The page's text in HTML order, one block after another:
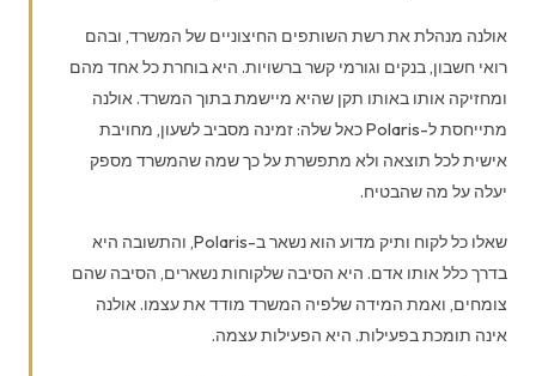
אולנה מנהלת את רשת השותפים החיצוניים של המשרד, ובהם
רואי חשבון, בנקים וגורמי קשר ברשויות. היא בוחרת כל אחד מהם
ומחזיקה אותו באותו תקן שהיא מיישמת בתוך המשרד. אולנה
מתייחסת ל-Polaris כאל שלה: זמינה מסביב לשעון, מחויבת
אישית לכל תוצאה ולא מתפשרת על כך שמה שהמשרד מספק
יעלה על מה שהבטיח.
שאלו כל לקוח ותיק מדוע הוא נשאר ב-Polaris, והתשובה היא
בדרך כלל אותו אדם. היא הסיבה שלקוחות נשארים, הסיבה שהם
צומחים, ואמת המידה שלפיה המשרד מודד את עצמו. אולנה
אינה תומכת בפעילות. היא הפעילות עצמה.